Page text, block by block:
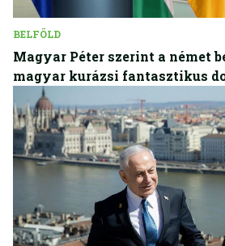
BELFÖLD
Magyar Péter szerint a német
magyar kurázsi fantasztikus